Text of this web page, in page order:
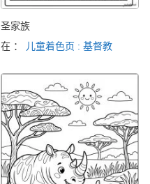
圣家族
在 ：
儿童着色页 : 基督教